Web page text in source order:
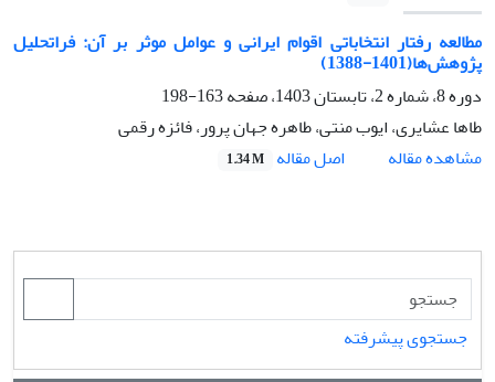
مطالعه رفتار انتخاباتی اقوام ایرانی و عوامل موثر بر آن: فراتحلیل
پژوهش‌ها(1401-1388)
دوره 8، شماره 2، تابستان 1403، صفحه
163-198
طاها عشایری، ایوب منتی، طاهره جهان پرور، فائزه رقمی
مشاهده مقاله
اصل مقاله 1.34 M
جستجوی پیشرفته